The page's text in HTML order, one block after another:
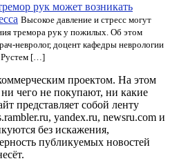
рук может возникать
Высокое давление и стресс могут
тремора рук у пожилых. Об этом
невролог, доцент кафедры неврологии
[…]
проектом. На этом
чего не покупают, ни какие
представляет собой ленту
yandex.ru, newsru.com и
без искажения,
публикуемых новостей